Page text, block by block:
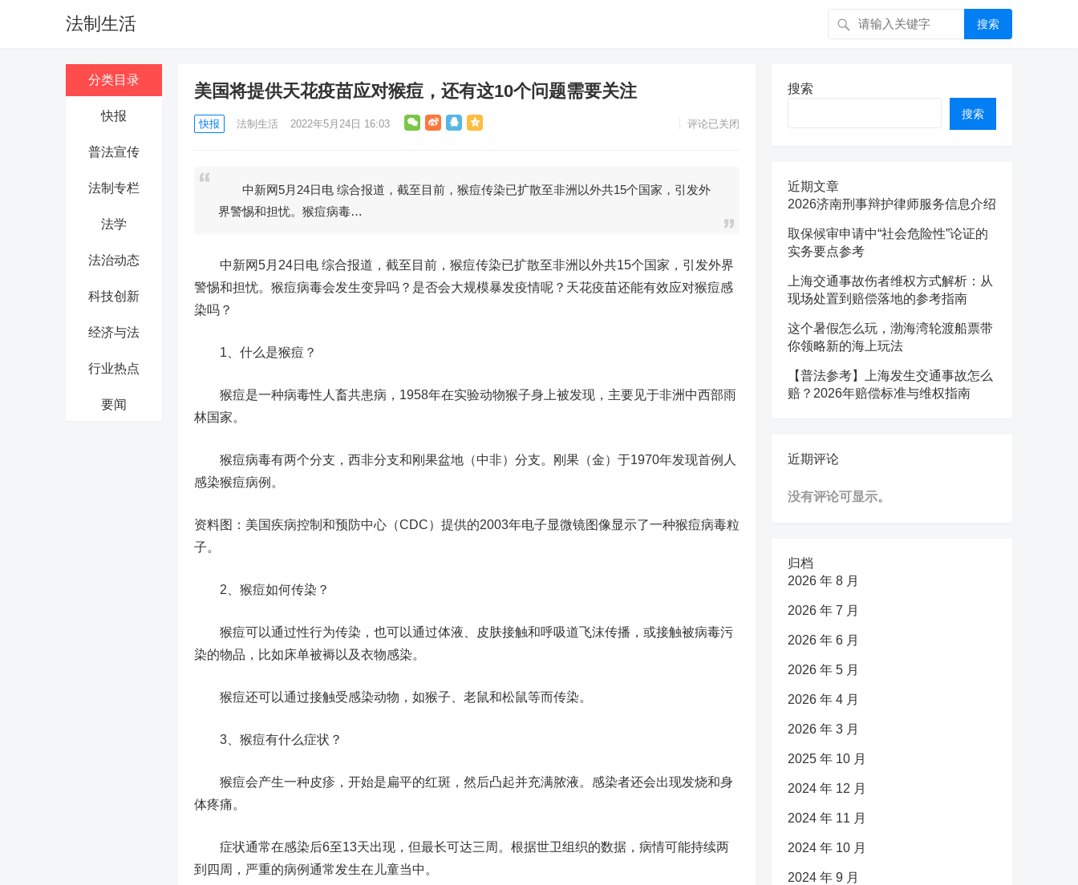
法制生活 搜索
分类目录
快报
普法宣传
法制专栏
法学
法治动态
科技创新
经济与法
行业热点
要闻
美国将提供天花疫苗应对猴痘，还有这10个问题需要关注
快报 法制生活 2022年5月24日 16:03 评论已关闭
中新网5月24日电 综合报道，截至目前，猴痘传染已扩散至非洲以外共15个国家，引发外
界警惕和担忧。猴痘病毒…
中新网5月24日电 综合报道，截至目前，猴痘传染已扩散至非洲以外共15个国家，引发外界
警惕和担忧。猴痘病毒会发生变异吗？是否会大规模暴发疫情呢？天花疫苗还能有效应对猴痘感
染吗？
1、什么是猴痘？
猴痘是一种病毒性人畜共患病，1958年在实验动物猴子身上被发现，主要见于非洲中西部雨
林国家。
猴痘病毒有两个分支，西非分支和刚果盆地（中非）分支。刚果（金）于1970年发现首例人
感染猴痘病例。
资料图：美国疾病控制和预防中心（CDC）提供的2003年电子显微镜图像显示了一种猴痘病毒粒
子。
2、猴痘如何传染？
猴痘可以通过性行为传染，也可以通过体液、皮肤接触和呼吸道飞沫传播，或接触被病毒污
染的物品，比如床单被褥以及衣物感染。
猴痘还可以通过接触受感染动物，如猴子、老鼠和松鼠等而传染。
3、猴痘有什么症状？
猴痘会产生一种皮疹，开始是扁平的红斑，然后凸起并充满脓液。感染者还会出现发烧和身
体疼痛。
症状通常在感染后6至13天出现，但最长可达三周。根据世卫组织的数据，病情可能持续两
到四周，严重的病例通常发生在儿童当中。
搜索
搜索
近期文章
2026济南刑事辩护律师服务信息介绍
取保候审申请中“社会危险性”论证的
实务要点参考
上海交通事故伤者维权方式解析：从
现场处置到赔偿落地的参考指南
这个暑假怎么玩，渤海湾轮渡船票带
你领略新的海上玩法
【普法参考】上海发生交通事故怎么
赔？2026年赔偿标准与维权指南
近期评论
没有评论可显示。
归档
2026 年 8 月
2026 年 7 月
2026 年 6 月
2026 年 5 月
2026 年 4 月
2026 年 3 月
2025 年 10 月
2024 年 12 月
2024 年 11 月
2024 年 10 月
2024 年 9 月